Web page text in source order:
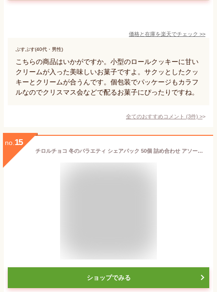
価格と在庫を楽天でチェック >>
ぷすぷす(40代・男性)
こちらの商品はいかがですか。小型のロールクッキーに甘い
クリームが入った美味しいお菓子ですよ。サクッとしたクッ
キーとクリームが合うんです。個包装でパッケージもカラフ
ルなのでクリスマス会などで配るお菓子にぴったりですね。
全てのおすすめコメント (3件) >
no. 15
チロルチョコ 冬のバラエティ シェアパック 50個 詰め合わせ アソート ギフト 大量 GOSオリジナル
ショップでみる